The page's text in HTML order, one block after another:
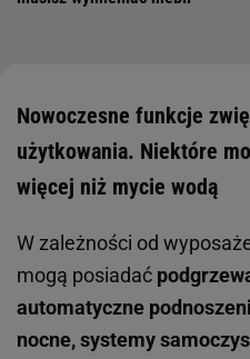
Nowoczesne funkcje
użytkowania. Niektóre
więcej niż mycie wodą
W zależności od
mogą posiadać
automatyczne
nocne, systemy